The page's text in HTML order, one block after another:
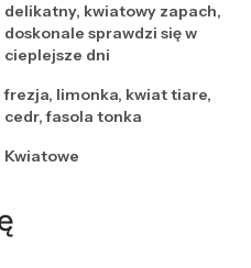
delikatny, kwiatowy zapach,
doskonale sprawdzi się w
cieplejsze dni
frezja, limonka, kwiat tiare,
cedr, fasola tonka
Kwiatowe